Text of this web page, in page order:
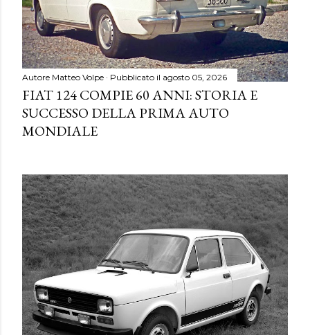
Autore Matteo Volpe Pubblicato il agosto 05, 2026
FIAT 124 COMPIE 60 ANNI: STORIA E
SUCCESSO DELLA PRIMA AUTO
MONDIALE